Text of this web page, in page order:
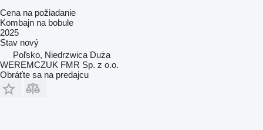
Cena na požiadanie
Kombajn na bobule
2025
Stav nový
Poľsko, Niedrzwica Duża
WEREMCZUK FMR Sp. z o.o.
Obráťte sa na predajcu